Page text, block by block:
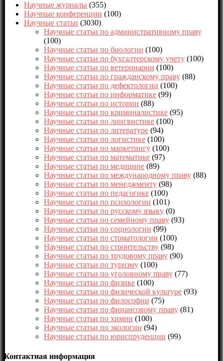
Научные журналы (355)
Научные конференции (100)
Научные статьи (3030)
Научные статьи по административному праву
(100)
Научные статьи по биологии (100)
Научные статьи по бухгалтерскому учету (100)
Научные статьи по ветеринарии (100)
Научные статьи по гражданскому праву (88)
Научные статьи по дефектологии (100)
Научные статьи по информатике (99)
Научные статьи по истории (88)
Научные статьи по криминалистике (95)
Научные статьи по лингвистике (100)
Научные статьи по литературе (94)
Научные статьи по логистике (100)
Научные статьи по маркетингу (100)
Научные статьи по математике (97)
Научные статьи по медицине (89)
Научные статьи по международному праву (88)
Научные статьи по менеджменту (98)
Научные статьи по педагогике (100)
Научные статьи по психологии (101)
Научные статьи по русскому языку (0)
Научные статьи по семейному праву (93)
Научные статьи по социологии (99)
Научные статьи по стоматологии (100)
Научные статьи по строительству (98)
Научные статьи по трудовому праву (90)
Научные статьи по туризму (100)
Научные статьи по уголовному праву (77)
Научные статьи по физике (100)
Научные статьи по физической культуре (93)
Научные статьи по философии (75)
Научные статьи по финансовому праву (81)
Научные статьи по химии (100)
Научные статьи по экологии (94)
Научные статьи по юриспруденции (99)
Контактная информация